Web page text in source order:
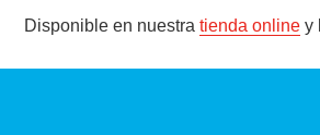
Disponible en nuestratienda online y